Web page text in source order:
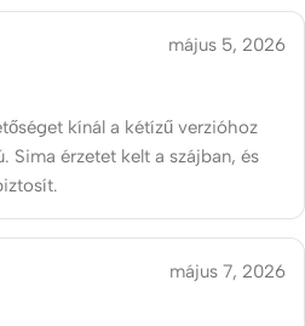
május 5, 2026
kínál a kétízű verzióhoz
Sima érzetet kelt a szájban, és
május 7, 2026